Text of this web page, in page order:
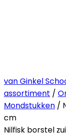
van Ginkel
assortiment /
Mondstukken /
cm
Nilfisk borstel